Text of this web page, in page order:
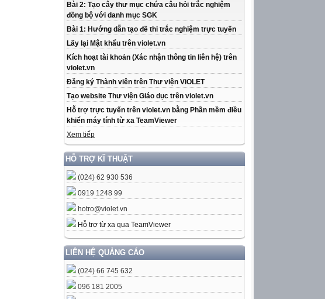
Bài 2: Tạo cây thư mục chứa câu hỏi trắc nghiệm
đồng bộ với danh mục SGK
Bài 1: Hướng dẫn tạo đề thi trắc nghiệm trực tuyến
Lấy lại Mật khẩu trên violet.vn
Kích hoạt tài khoản (Xác nhận thông tin liên hệ) trên
violet.vn
Đăng ký Thành viên trên Thư viện ViOLET
Tạo website Thư viện Giáo dục trên violet.vn
Hỗ trợ trực tuyến trên violet.vn bằng Phần mềm điều
khiển máy tính từ xa TeamViewer
Xem tiếp
HỖ TRỢ KĨ THUẬT
(024) 62 930 536
0919 1248 99
hotro@violet.vn
Hỗ trợ từ xa qua TeamViewer
LIÊN HỆ QUẢNG CÁO
(024) 66 745 632
096 181 2005